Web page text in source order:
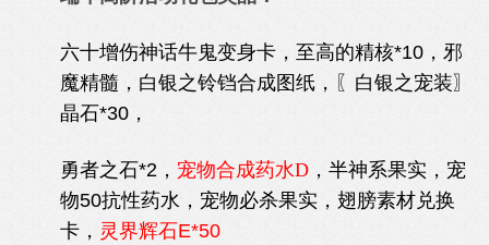
六十增伤神话牛鬼变身卡， 至高的精核*10，邪
魔精髓，白银之铃铛合成图纸，〖白银之宠装〗
晶石*30，
勇者之石*2， 宠物合成药水D ， 半神系果实，宠
物50抗性药水，宠物必杀果实，翅膀素材兑换
卡， 灵界辉石E*50